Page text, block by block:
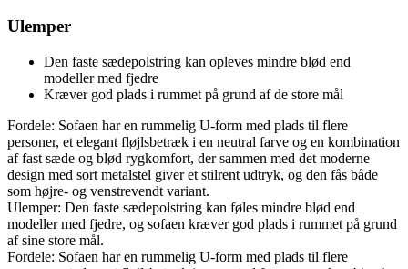
Ulemper
Den faste sædepolstring kan opleves mindre blød end
modeller med fjedre
Kræver god plads i rummet på grund af de store mål
Fordele: Sofaen har en rummelig U-form med plads til flere
personer, et elegant fløjlsbetræk i en neutral farve og en kombination
af fast sæde og blød rygkomfort, der sammen med det moderne
design med sort metalstel giver et stilrent udtryk, og den fås både
som højre- og venstrevendt variant.
Ulemper: Den faste sædepolstring kan føles mindre blød end
modeller med fjedre, og sofaen kræver god plads i rummet på grund
af sine store mål.
Fordele: Sofaen har en rummelig U-form med plads til flere